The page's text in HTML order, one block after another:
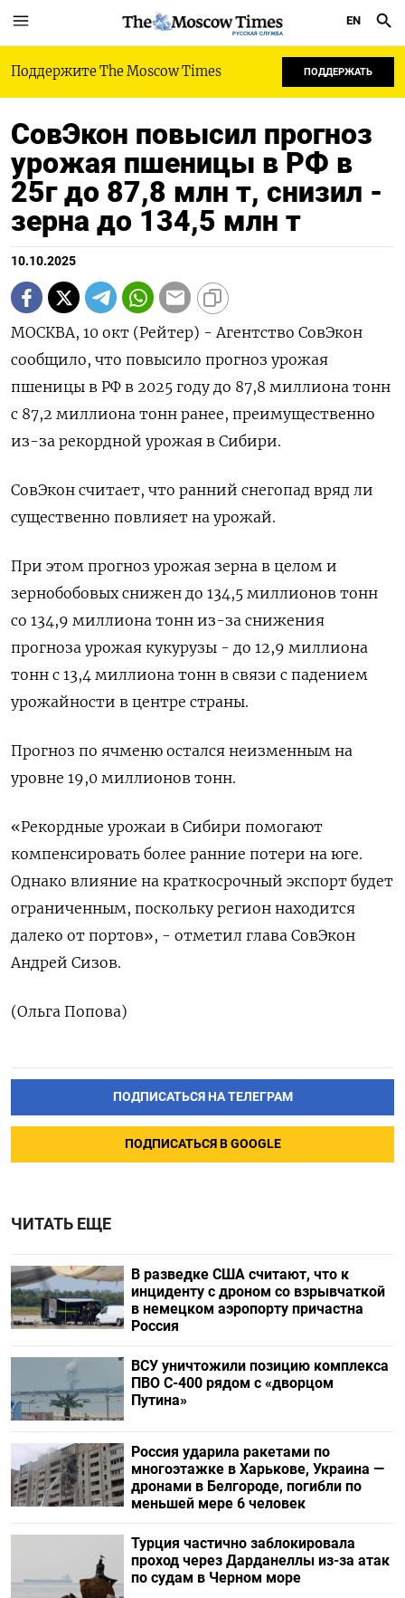
РУССКАЯ СЛУЖБА
EN
Поддержите The Moscow Times ПОДДЕРЖАТЬ
СовЭкон повысил прогноз
урожая пшеницы в РФ в
25г до 87,8 млн т, снизил -
зерна до 134,5 млн т
10.10.2025
МОСКВА, 10 окт (Рейтер) - Агентство СовЭкон
сообщило, что повысило прогноз урожая
пшеницы в РФ в 2025 году до 87,8 миллиона тонн
с 87,2 миллиона тонн ранее, преимущественно
из-за рекордной урожая в Сибири.
СовЭкон считает, что ранний снегопад вряд ли
существенно повлияет на урожай.
При этом прогноз урожая зерна в целом и
зернобобовых снижен до 134,5 миллионов тонн
со 134,9 миллиона тонн из-за снижения
прогноза урожая кукурузы - до 12,9 миллиона
тонн с 13,4 миллиона тонн в связи с падением
урожайности в центре страны.
Прогноз по ячменю остался неизменным на
уровне 19,0 миллионов тонн.
«Рекордные урожаи в Сибири помогают
компенсировать более ранние потери на юге.
Однако влияние на краткосрочный экспорт будет
ограниченным, поскольку регион находится
далеко от портов», - отметил глава СовЭкон
Андрей Сизов.
(Ольга Попова)
ПОДПИСАТЬСЯ НА ТЕЛЕГРАМ
ПОДПИСАТЬСЯ В GOOGLE
ЧИТАТЬ ЕЩЕ
В разведке США считают, что к
инциденту с дроном со взрывчаткой
в немецком аэропорту причастна
Россия
ВСУ уничтожили позицию комплекса
ПВО С-400 рядом с «дворцом
Путина»
Россия ударила ракетами по
многоэтажке в Харькове, Украина —
дронами в Белгороде, погибли по
меньшей мере 6 человек
Турция частично заблокировала
проход через Дарданеллы из-за атак
по судам в Черном море